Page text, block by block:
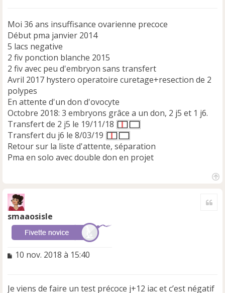
Moi 36 ans insuffisance ovarienne precoce
Début pma janvier 2014
5 lacs negative
2 fiv ponction blanche 2015
2 fiv avec peu d'embryon sans transfert
Avril 2017 hystero operatoire curetage+resection de 2
polypes
En attente d'un don d'ovocyte
Octobre 2018: 3 embryons grâce a un don, 2 j5 et 1 j6.
Transfert de 2 j5 le 19/11/18
Transfert du j6 le 8/03/19
Retour sur la liste d'attente, séparation
Pma en solo avec double don en projet
smaaosisle
M
10 nov. 2018 à 15:40
Je viens de faire un test précoce j+12 iac et c’est négatif